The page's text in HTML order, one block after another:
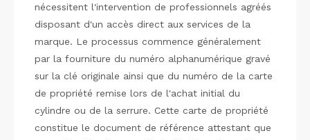
nécessitent l'intervention de professionnels agréés
disposant d'un accès direct aux services de la
marque. Le processus commence généralement
par la fourniture du numéro alphanumérique gravé
sur la clé originale ainsi que du numéro de la carte
de propriété remise lors de l'achat initial du
cylindre ou de la serrure. Cette carte de propriété
constitue le document de référence attestant que